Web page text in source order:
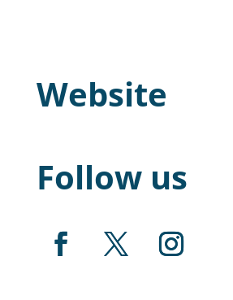
Website
Follow us